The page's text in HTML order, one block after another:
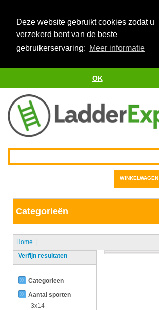
Deze website gebruikt cookies zodat u
verzekerd bent van de beste
gebruikerservaring: Meer informatie
OK
WINKELWAGEN
Categorieën
Home
Verfijn resultaten
Categorieen
Aantal sporten
3x14